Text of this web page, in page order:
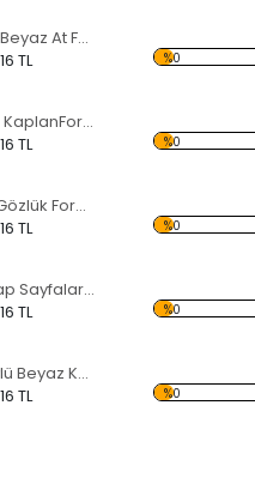
Siyah ve Beyaz At Forex Tablo
TL %0
Dinlenen KaplanForex Tablo
TL %0
Kask ve Gözlük Forex Tablo
TL %0
Uçan Kitap Sayfaları Forex Tablo
TL %0
Uzun Tüylü Beyaz Köpek Forex Tablo
TL %0